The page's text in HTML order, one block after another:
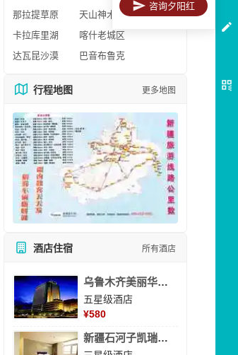
那拉提草原
天山神木园
卡拉库里湖
喀什老城区
达瓦昆沙漠
巴音布鲁克
行程地图 更多地图
酒店住宿 所有酒店
乌鲁木齐美丽华大酒
五星级酒店
¥580
新疆石河子凯瑞酒店
咨询夕阳红